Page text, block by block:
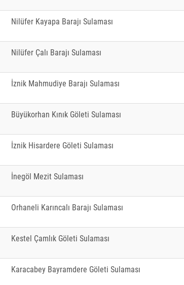
Nilüfer Kayapa Barajı Sulaması
Nilüfer Çalı Barajı Sulaması
İznik Mahmudiye Barajı Sulaması
Büyükorhan Kınık Göleti Sulaması
İznik Hisardere Göleti Sulaması
İnegöl Mezit Sulaması
Orhaneli Karıncalı Barajı Sulaması
Kestel Çamlık Göleti Sulaması
Karacabey Bayramdere Göleti Sulaması